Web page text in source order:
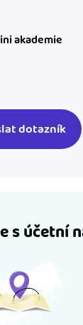
akademie
s účetní